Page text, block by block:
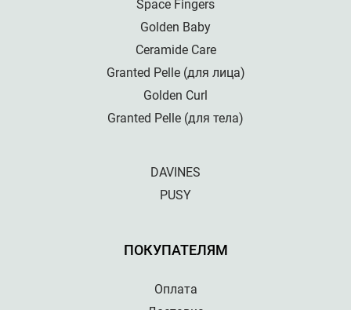
Space Fingers
Golden Baby
Ceramide Care
Granted Pelle (для лица)
Golden Curl
Granted Pelle (для тела)
DAVINES
PUSY
ПОКУПАТЕЛЯМ
Оплата